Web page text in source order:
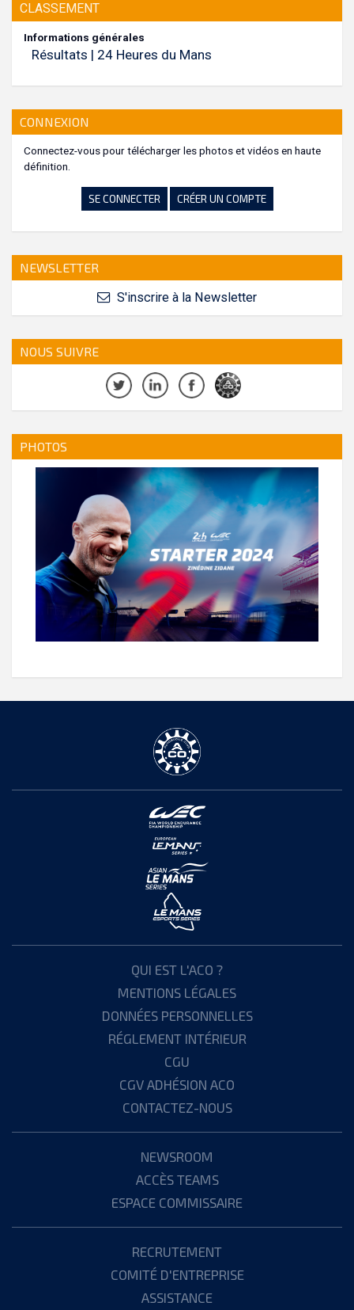
CLASSEMENT
Informations générales
Résultats | 24 Heures du Mans
CONNEXION
Connectez-vous pour télécharger les photos et vidéos en haute
définition.
SE CONNECTER CRÉER UN COMPTE
NEWSLETTER
S'inscrire à la Newsletter
NOUS SUIVRE
PHOTOS
QUI EST L'ACO ?
MENTIONS LÉGALES
DONNÉES PERSONNELLES
RÉGLEMENT INTÉRIEUR
CGU
CGV ADHÉSION ACO
CONTACTEZ-NOUS
NEWSROOM
ACCÈS TEAMS
ESPACE COMMISSAIRE
RECRUTEMENT
COMITÉ D'ENTREPRISE
ASSISTANCE